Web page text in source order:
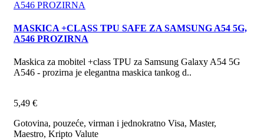
MASKICA +CLASS TPU SAFE ZA SAMSUNG A54 5G,
A546 PROZIRNA
Maskica za mobitel +class TPU za Samsung Galaxy A54 5G
A546 - prozirna je elegantna maskica tankog d..
5,49 €
Gotovina, pouzeće, virman i jednokratno Visa, Master,
Maestro, Kripto Valute